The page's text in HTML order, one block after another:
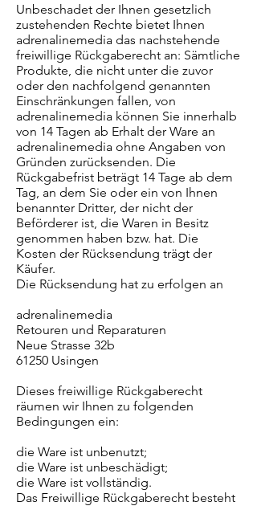
Unbeschadet der Ihnen gesetzlich
zustehenden Rechte bietet Ihnen
adrenalinemedia das nachstehende
freiwillige Rückgaberecht an: Sämtliche
Produkte, die nicht unter die zuvor
oder den nachfolgend genannten
Einschränkungen fallen, von
adrenalinemedia können Sie innerhalb
von 14 Tagen ab Erhalt der Ware an
adrenalinemedia ohne Angaben von
Gründen zurücksenden. Die
Rückgabefrist beträgt 14 Tage ab dem
Tag, an dem Sie oder ein von Ihnen
benannter Dritter, der nicht der
Beförderer ist, die Waren in Besitz
genommen haben bzw. hat. Die
Kosten der Rücksendung trägt der
Käufer.
Die Rücksendung hat zu erfolgen an
adrenalinemedia
Retouren und Reparaturen
Neue Strasse 32b
61250 Usingen
Dieses freiwillige Rückgaberecht
räumen wir Ihnen zu folgenden
Bedingungen ein:
die Ware ist unbenutzt;
die Ware ist unbeschädigt;
die Ware ist vollständig.
Das Freiwillige Rückgaberecht besteht